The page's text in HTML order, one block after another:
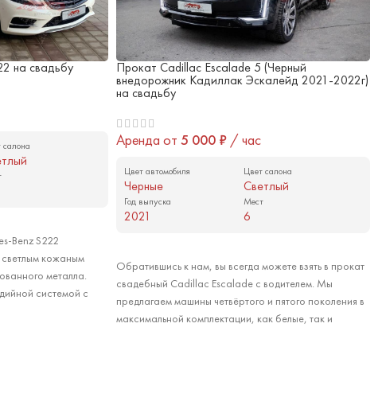
на свадьбу
салона
Benz S222
светлым кожаным
металла.
системой с
Прокат Cadillac Escalade 5 (Черный
внедорожник Кадиллак Эскалейд 2021-2022г)
на свадьбу
Аренда от5 000 ₽ / час
Цвет автомобиля
Черные
Цвет салона
Светлый
Год выпуска
2021
Мест
6
Обратившись к нам, вы всегда можете взять в прокат
свадебный Cadillac Escalade с водителем. Мы
предлагаем машины четвёртого и пятого поколения в
максимальной комплектации, как белые, так и